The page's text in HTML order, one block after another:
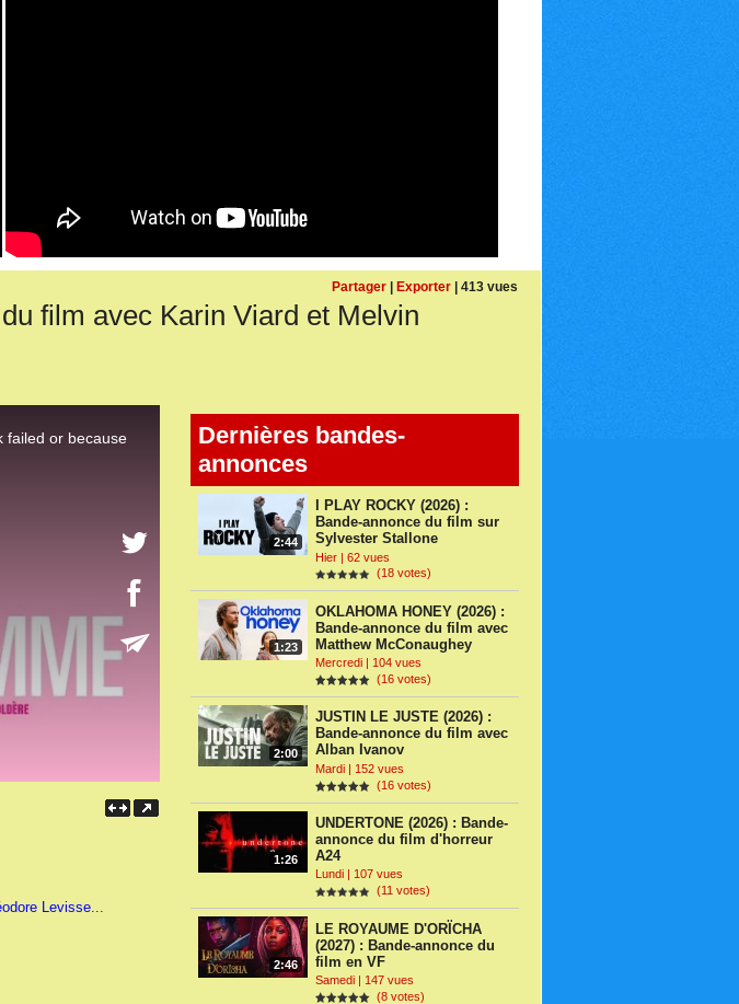
Partager | Exporter | 413 vues
film avec Karin Viard et Melvin
Dernières bandes-
annonces
2:44
I PLAY ROCKY (2026) :
Bande-annonce du film sur
Sylvester Stallone
Hier | 62 vues
(18 votes)
1:23
OKLAHOMA HONEY (2026) :
Bande-annonce du film avec
Matthew McConaughey
Mercredi | 104 vues
(16 votes)
2:00
JUSTIN LE JUSTE (2026) :
Bande-annonce du film avec
Alban Ivanov
Mardi | 152 vues
(16 votes)
1:26
UNDERTONE (2026) : Bande-
annonce du film d'horreur
A24
Lundi | 107 vues
(11 votes)
2:46
LE ROYAUME D'ORÏCHA
(2027) : Bande-annonce du
film en VF
Samedi | 147 vues
(8 votes)
Levisse...